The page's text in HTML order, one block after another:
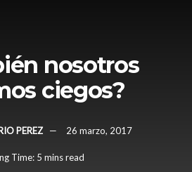
nosotros
ciegos?
PEREZ 26 marzo, 2017
Time: 5 mins read